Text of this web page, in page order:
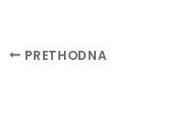
PostPRETHODNA